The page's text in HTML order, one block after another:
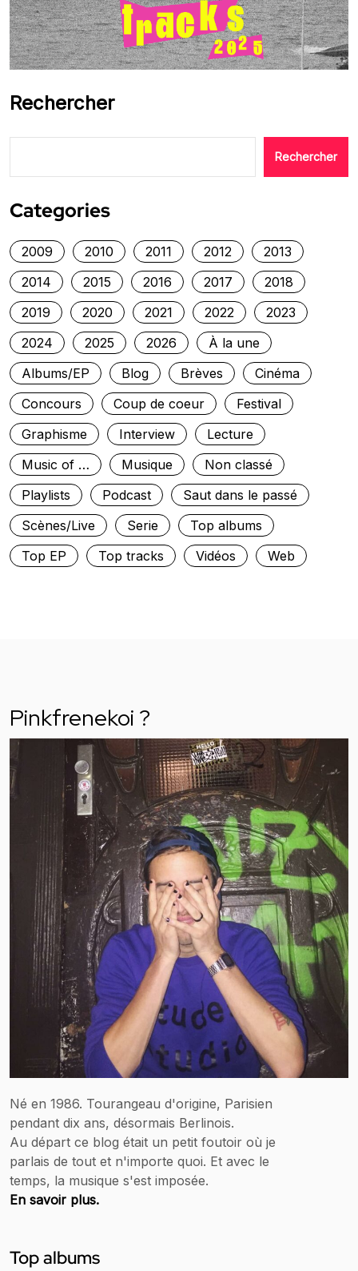
Rechercher
Rechercher
Categories
2009 2010 2011 2012
2013
2014
2015 2016 2017
2018
2019
2020 2021 2022
2023
2024
2025 2026
À la une
Albums/EP
Blog Brèves
Cinéma
Concours
Coup de coeur
Festival
Graphisme
Interview
Lecture
Music of …
Musique
Non classé
Playlists
Podcast
Saut dans le passé
Scènes/Live
Serie
Top albums
Top EP
Top tracks Vidéos Web
Pinkfrenekoi ?
Né en 1986. Tourangeau d'origine, Parisien
pendant dix ans, désormais Berlinois.
Au départ ce blog était un petit foutoir où je
parlais de tout et n'importe quoi. Et avec le
temps, la musique s'est imposée.
En savoir plus.
Top albums